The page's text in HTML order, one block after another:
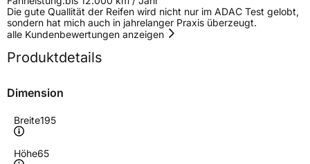
Die gute Quallität der Reifen wird nicht nur im ADAC Test gelobt,
sondern hat mich auch in jahrelanger Praxis überzeugt.
alle Kundenbewertungen anzeigen
Produktdetails
Dimension
Breite195
Höhe65